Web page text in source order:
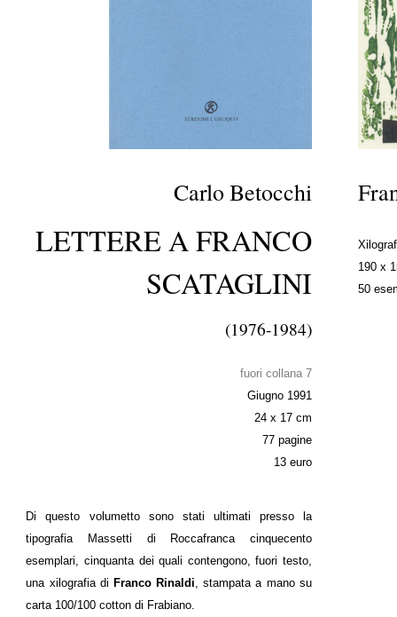
Carlo Betocchi
LETTERE A FRANCO
SCATAGLINI
(1976-1984)
fuori collana 7
Giugno 1991
24 x 17 cm
77 pagine
13 euro
Di questo volumetto sono stati ultimati presso la
tipografia Massetti di Roccafranca cinquecento
esemplari, cinquanta dei quali contengono, fuori testo,
una xilografia di Franco Rinaldi, stampata a mano su
carta 100/100 cotton di Frabiano.
190 x
50